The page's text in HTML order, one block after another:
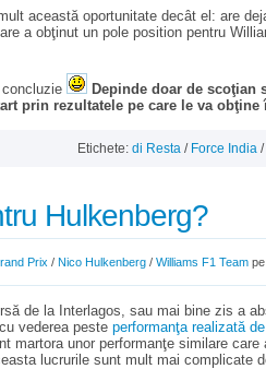
această oportunitate decât el: are
a obţinut un pole position pentru
Depinde doar de scoţian
prin rezultatele pe care le va obţine
Etichete: di Resta / Force India /
Hulkenberg?
Prix / Nico Hulkenberg / Williams F1 Team
de la Interlagos, sau mai bine zis a
vederea peste performanţa realizată
martora unor performanţe similare
lucrurile sunt mult mai complicate